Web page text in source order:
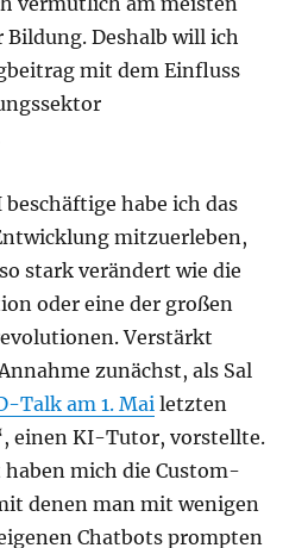
Bildung. Deshalb will ich
mit dem Einfluss
habe ich das
mitzuerleben,
stark verändert wie die
oder eine der großen
Verstärkt
zunächst, als Sal
Talk am 1. Mai letzten
einen KI-Tutor, vorstellte.
mich die Custom-
denen man mit wenigen
Chatbots prompten